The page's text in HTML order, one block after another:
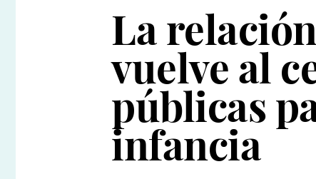
La
vuelve al
públicas
infancia